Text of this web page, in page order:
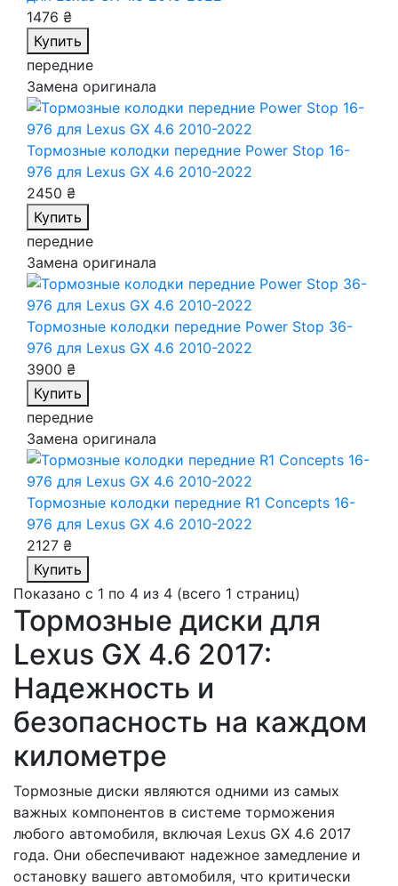
1476 ₴
Купить
передние
Замена оригинала
Тормозные колодки передние Power Stop 16-
976 для Lexus GX 4.6 2010-2022
2450 ₴
Купить
передние
Замена оригинала
Тормозные колодки передние Power Stop 36-
976 для Lexus GX 4.6 2010-2022
3900 ₴
Купить
передние
Замена оригинала
Тормозные колодки передние R1 Concepts 16-
976 для Lexus GX 4.6 2010-2022
2127 ₴
Купить
Показано с 1 по 4 из 4 (всего 1 страниц)
Тормозные диски для
Lexus GX 4.6 2017:
Надежность и
безопасность на каждом
километре
Тормозные диски являются одними из самых
важных компонентов в системе торможения
любого автомобиля, включая Lexus GX 4.6 2017
года. Они обеспечивают надежное замедление и
остановку вашего автомобиля, что критически